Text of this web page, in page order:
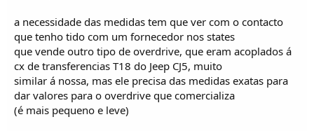
a necessidade das medidas tem que ver com o contacto
que tenho tido com um fornecedor nos states
que vende outro tipo de overdrive, que eram acoplados á
cx de transferencias T18 do Jeep CJ5, muito
similar á nossa, mas ele precisa das medidas exatas para
dar valores para o overdrive que comercializa
(é mais pequeno e leve)